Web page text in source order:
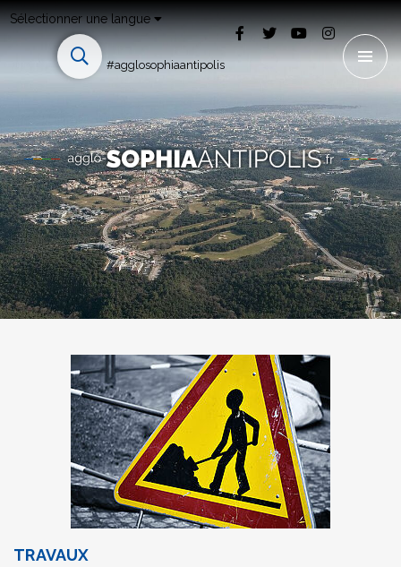
Sélectionner une langue
#agglosophiaantipolis
TRAVAUX